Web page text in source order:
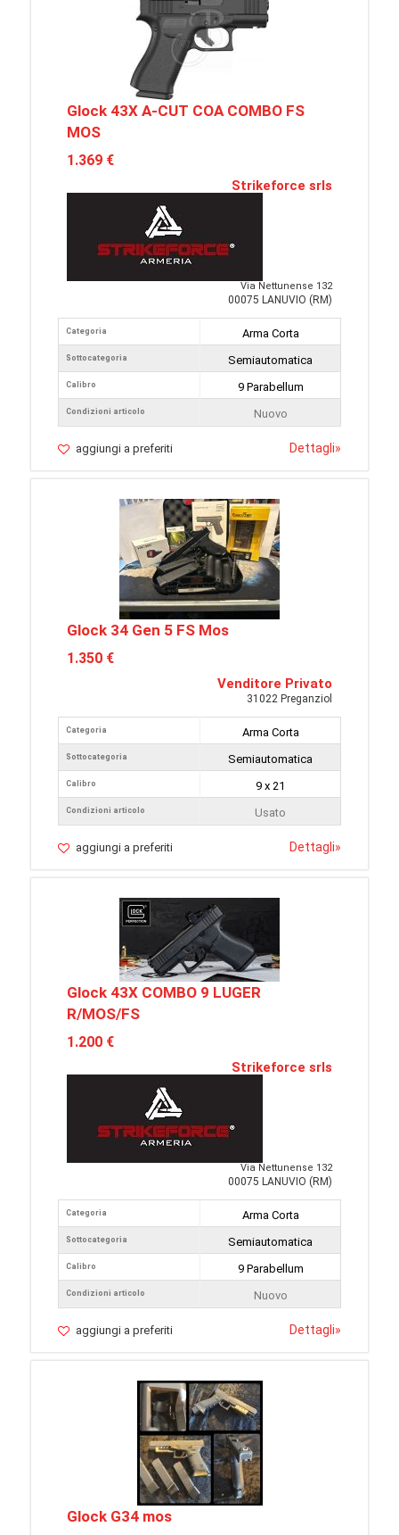
Glock 43X A-CUT COA COMBO FS
MOS
1.369 €
Strikeforce srls
Via Nettunense 132
00075 LANUVIO (RM)
Categoria
Sottocategoria
Calibro
Condizioni articolo
Arma Corta
Semiautomatica
9 Parabellum
Nuovo
aggiungi a preferiti Dettagli»
Glock 34 Gen 5 FS Mos
1.350 €
Venditore Privato
31022 Preganziol
Categoria
Sottocategoria
Calibro
Condizioni articolo
Arma Corta
Semiautomatica
9 x 21
Usato
aggiungi a preferiti Dettagli»
Glock 43X COMBO 9 LUGER
R/MOS/FS
1.200 €
Strikeforce srls
Via Nettunense 132
00075 LANUVIO (RM)
Categoria
Sottocategoria
Calibro
Condizioni articolo
Arma Corta
Semiautomatica
9 Parabellum
Nuovo
aggiungi a preferiti Dettagli»
Glock G34 mos